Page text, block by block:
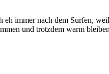
eh immer nach dem Surfen,
und trotzdem warm